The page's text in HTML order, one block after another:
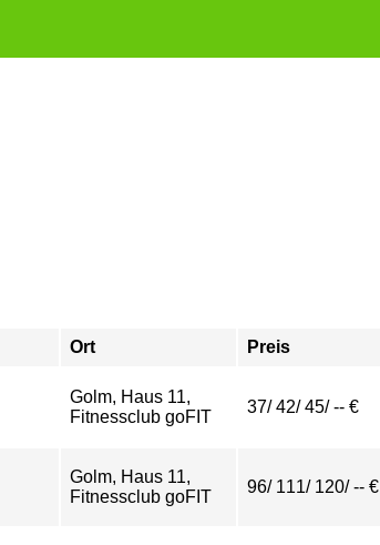
Ort Preis
Golm, Haus 11,
Fitnessclub goFIT
37/ 42/ 45/ -- €
Golm, Haus 11,
Fitnessclub goFIT
96/ 111/ 120/ -- €